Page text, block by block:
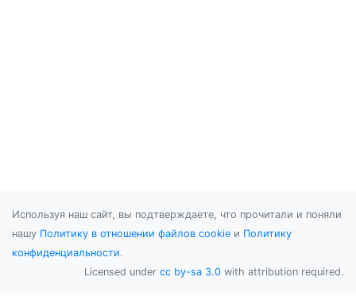
Используя наш сайт, вы подтверждаете, что прочитали и поняли
нашу Политику в отношении файлов cookie и Политику
конфиденциальности.
Licensed under cc by-sa 3.0 with attribution required.